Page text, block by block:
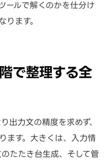
ールで解くのかを仕分け
ります。
で整理する全
出力文の精度を求めず、
ます。大きくは、入力情
たたき台生成、そして管